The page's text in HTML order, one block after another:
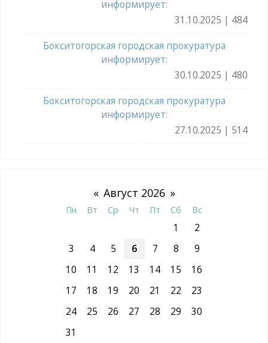
информирует:
31.10.2025 | 484
Бокситогорская городская прокуратура
информирует:
30.10.2025 | 480
Бокситогорская городская прокуратура
информирует:
27.10.2025 | 514
« Август 2026 »
Пн Вт Ср Чт Пт Сб Вс
1
2
3
4 5 6 7 8
9
10
11 12 13 14 15
16
17
18 19 20 21 22
23
24
25 26 27 28 29
30
31